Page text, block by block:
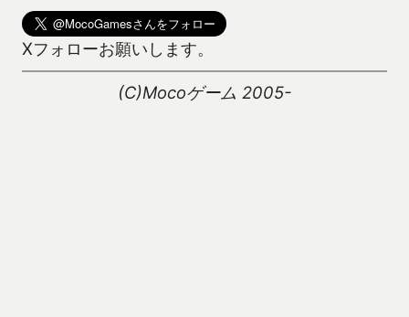
Xフォローお願いします。
(C)Mocoゲーム 2005-